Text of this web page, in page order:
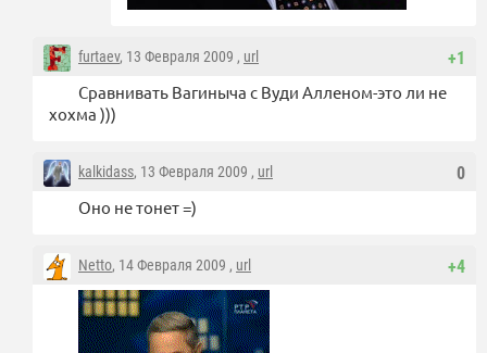
+1
furtaev, 13 Февраля 2009 , url
Сравнивать Вагиныча с Вуди Алленом-это ли не
хохма )))
0
kalkidass, 13 Февраля 2009 , url
Оно не тонет =)
+4
Netto, 14 Февраля 2009 , url